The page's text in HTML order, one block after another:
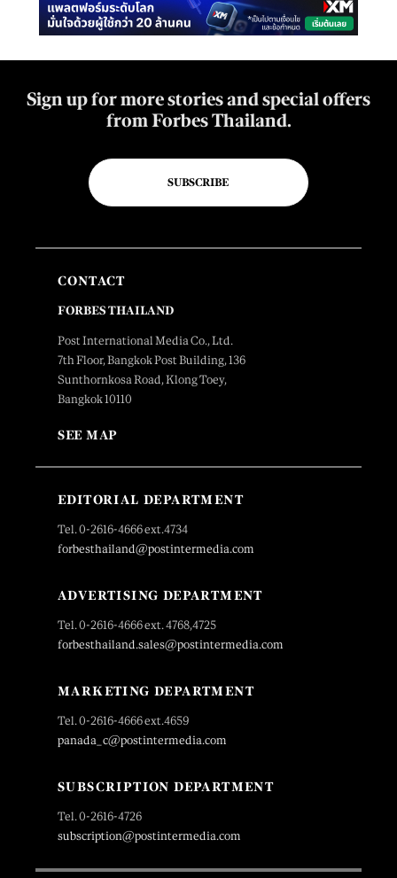
Sign up for more stories and special offers
from Forbes Thailand.
SUBSCRIBE
CONTACT
FORBES THAILAND
Post International Media Co., Ltd.
7th Floor, Bangkok Post Building, 136
Sunthornkosa Road, Klong Toey,
Bangkok 10110
SEE MAP
EDITORIAL DEPARTMENT
Tel. 0-2616-4666 ext.4734
forbesthailand@postintermedia.com
ADVERTISING DEPARTMENT
Tel. 0-2616-4666 ext. 4768,4725
forbesthailand.sales@postintermedia.com
MARKETING DEPARTMENT
Tel. 0-2616-4666 ext.4659
panada_c@postintermedia.com
SUBSCRIPTION DEPARTMENT
Tel. 0-2616-4726
subscription@postintermedia.com